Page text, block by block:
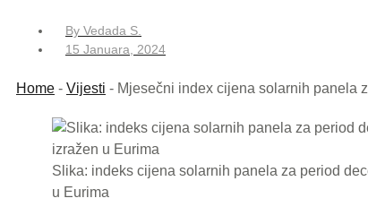
By Vedada S.
15 Januara, 2024
Home - Vijesti - Mjesečni index cijena solarnih panela
Slika: indeks cijena solarnih panela za period
u Eurima